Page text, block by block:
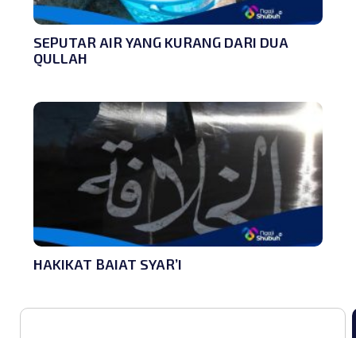
SEPUTAR AIR YANG KURANG DARI DUA
QULLAH
HAKIKAT BAIAT SYAR’I